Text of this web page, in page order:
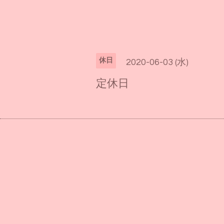
休日 2020-06-03 (水)
定休日